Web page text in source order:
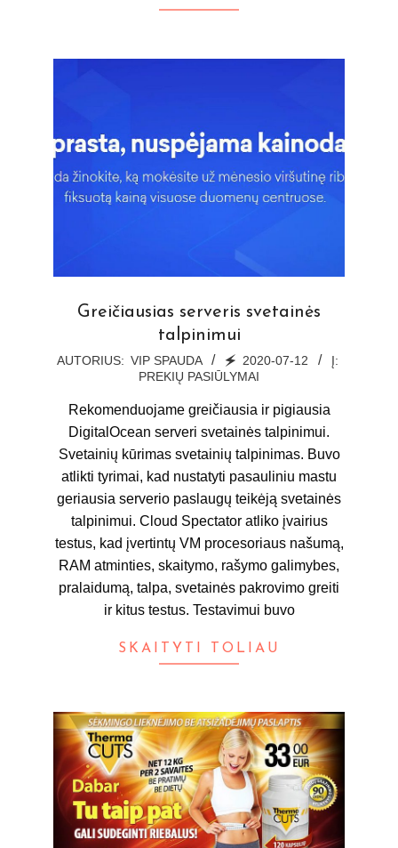
Greičiausias serveris svetainės
talpinimui
2020-
AUTORIUS: VIP SPAUDA 🗲 2020-07-12
Į:
PREKIŲ PASIŪLYMAI
Rekomenduojame greičiausia ir pigiausia
DigitalOcean serveri svetainės talpinimui.
Svetainių kūrimas svetainių talpinimas. Buvo
atlikti tyrimai, kad nustatyti pasauliniu mastu
geriausia serverio paslaugų teikėją svetainės
talpinimui. Cloud Spectator atliko įvairius
testus, kad įvertintų VM procesoriaus našumą,
RAM atminties, skaitymo, rašymo galimybes,
pralaidumą, talpa, svetainės pakrovimo greiti
ir kitus testus. Testavimui buvo
SKAITYTI TOLIAU